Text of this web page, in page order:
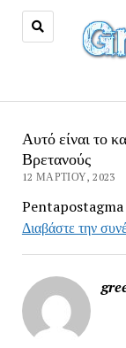
Αυτό είναι το
Βρετανούς
12 ΜΑΡΤΊΟΥ, 2023
Pentapostagma
Διαβάστε την